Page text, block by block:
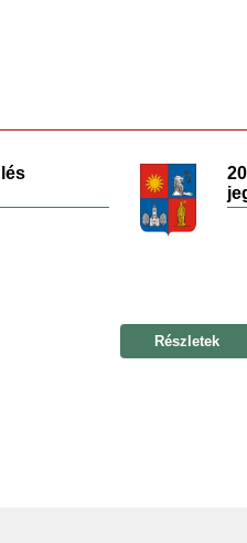
Részletek